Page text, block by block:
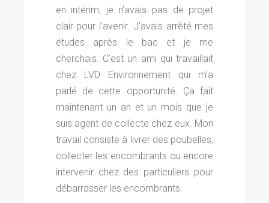
en intérim, je n’avais pas de projet
clair pour l’avenir. J’avais arrêté mes
études après le bac et je me
cherchais. C’est un ami qui travaillait
chez LVD Environnement qui m’a
parlé de cette opportunité. Ça fait
maintenant un an et un mois que je
suis agent de collecte chez eux. Mon
travail consiste à livrer des poubelles,
collecter les encombrants ou encore
intervenir chez des particuliers pour
débarrasser les encombrants.